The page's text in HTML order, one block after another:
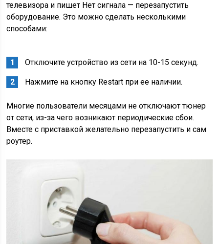
телевизора и пишет Нет сигнала — перезапустить
оборудование. Это можно сделать несколькими
способами:
Отключите устройство из сети на 10-15 секунд.
Нажмите на кнопку Restart при ее наличии.
Многие пользователи месяцами не отключают тюнер
от сети, из-за чего возникают периодические сбои.
Вместе с приставкой желательно перезапустить и сам
роутер.